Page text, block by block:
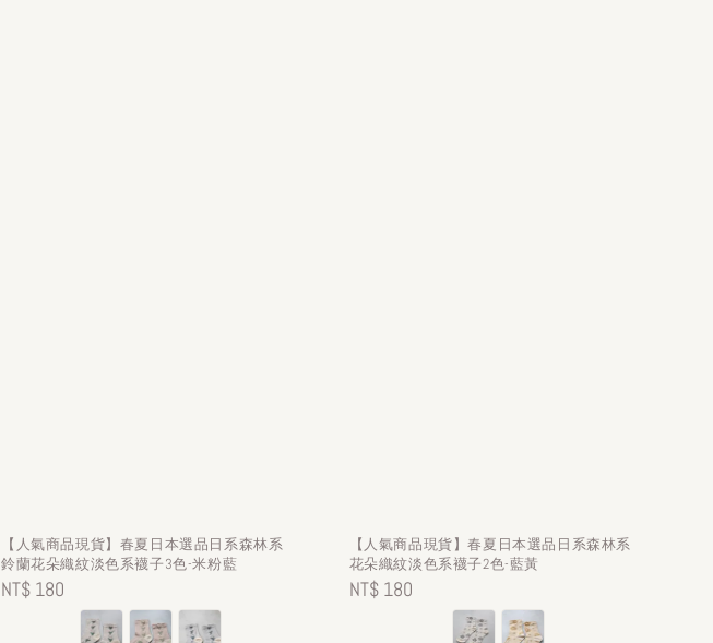
【人氣商品現貨】春夏日本選品日系森林系
鈴蘭花朵織紋淡色系襪子3色-米粉藍
Regular
NT$ 180
【人氣商品現貨】春夏日本選品日系森林系
花朵織紋淡色系襪子2色-藍黃
Regular
NT$ 180